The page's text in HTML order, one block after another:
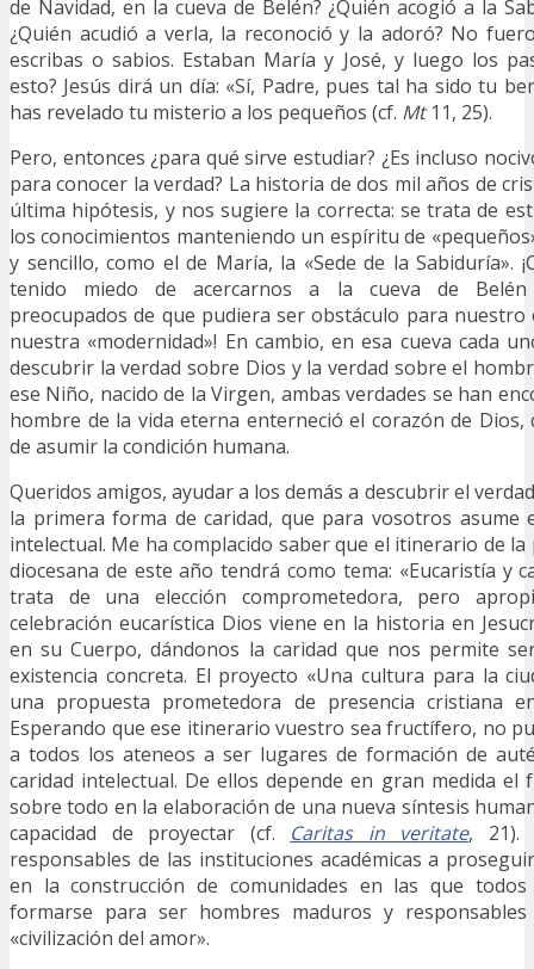
de Navidad, en la cueva de Belén? ¿Quién acogió a la
¿Quién acudió a verla, la reconoció y la adoró? No
escribas o sabios. Estaban María y José, y luego los
esto? Jesús dirá un día: «Sí, Padre, pues tal ha sido tu
has revelado tu misterio a los pequeños (cf. Mt11, 25).
Pero, entonces ¿para qué sirve estudiar? ¿Es incluso
para conocer la verdad? La historia de dos mil años de
última hipótesis, y nos sugiere la correcta: se trata de
los conocimientos manteniendo un espíritu de
y sencillo, como el de María, la «Sede de la Sabiduría».
tenido miedo de acercarnos a la cueva de Belén
preocupados de que pudiera ser obstáculo para
nuestra «modernidad»! En cambio, en esa cueva cada
descubrir la verdad sobre Dios y la verdad sobre el
ese Niño, nacido de la Virgen, ambas verdades se han
hombre de la vida eterna enterneció el corazón de
de asumir la condición humana.
Queridos amigos, ayudar a los demás a descubrir el
la primera forma de caridad, que para vosotros asume
intelectual. Me ha complacido saber que el itinerario de
diocesana de este año tendrá como tema: «Eucaristía y
trata de una elección comprometedora, pero
celebración eucarística Dios viene en la historia en
en su Cuerpo, dándonos la caridad que nos permite
existencia concreta. El proyecto «Una cultura para la
una propuesta prometedora de presencia cristiana
Esperando que ese itinerario vuestro sea fructífero, no
a todos los ateneos a ser lugares de formación de
caridad intelectual. De ellos depende en gran medida el
sobre todo en la elaboración de una nueva síntesis
capacidad de proyectar (cf. Caritas in veritate, 21).
responsables de las instituciones académicas a
en la construcción de comunidades en las que
formarse para ser hombres maduros y
«civilización del amor».